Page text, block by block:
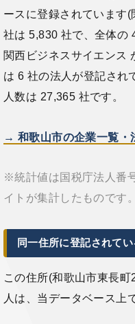
ースに登録されています
社は 5,830 社で、全体の
関西ビジネスサイエンス
は 6 社の法人が登記され
人数は 27,365 社です。
→ 和歌山市の企業一覧・
※統計値は国税庁法人番
イトが集計したものです。
同一住所に登記されて
この住所(和歌山市東長
人は、当データベース上